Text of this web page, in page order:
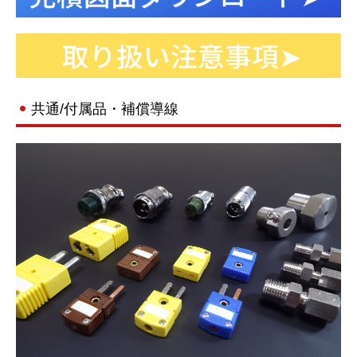
共通/付属品・補償導線